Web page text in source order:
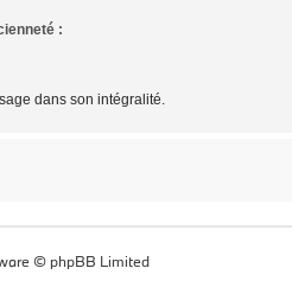
:
dans son intégralité.
© phpBB Limited